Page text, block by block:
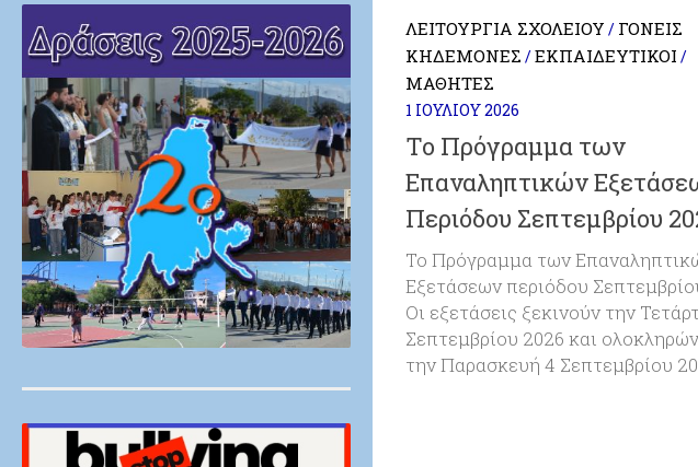
ΛΕΙΤΟΥΡΓΊΑ ΣΧΟΛΕΊΟΥ / ΓΟΝΕΊΣ
ΚΗΔΕΜΌΝΕΣ /ΕΚΠΑΙΔΕΥΤΙΚΟΊ /
ΜΑΘΗΤΈΣ
1 ΙΟΥΛΊΟΥ 2026
Το Πρόγραμμα των
Επαναληπτικών
Περιόδου Σεπτεμβρίου
Το Πρόγραμμα των
Εξετάσεων περιόδου
Οι εξετάσεις ξεκινούν την
Σεπτεμβρίου 2026 και
την Παρασκευή 4 Σεπτεμβρίου